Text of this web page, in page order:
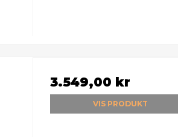
3.549,00 kr
VIS PRODUKT